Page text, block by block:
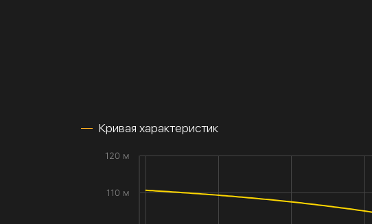
Кривая характеристик
110 м
120 м